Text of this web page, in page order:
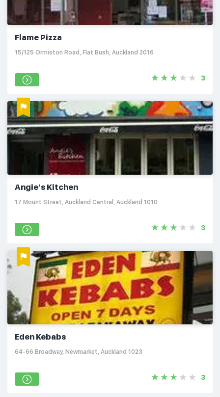
Flame Pizza
15/125 Ormiston Road, Flat Bush, Auckland 2016
3
Angie's Kitchen
17 Mount Street, Auckland Central, Auckland 1010
3
Eden Kebabs
64-66 Broadway, Newmarket, Auckland 1023
3